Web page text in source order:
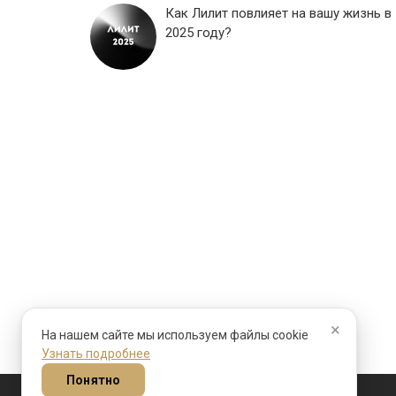
×
На нашем сайте мы используем файлы cookie
Узнать подробнее
Понятно
Как Лилит повлияет на вашу жизнь в
2025 году?